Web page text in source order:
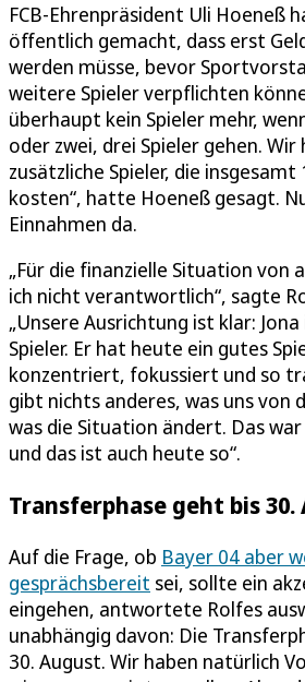
FCB-Ehrenpräsident Uli Hoeneß
öffentlich gemacht, dass erst
werden müsse, bevor
weitere Spieler verpflichten
überhaupt kein Spieler mehr,
oder zwei, drei Spieler gehen.
zusätzliche Spieler, die
kosten“, hatte Hoeneß gesagt.
Einnahmen da.
„Für die finanzielle Situation von
ich nicht verantwortlich“, sagte
„Unsere Ausrichtung ist klar:
Spieler. Er hat heute ein gutes
konzentriert, fokussiert und so
gibt nichts anderes, was uns von
was die Situation ändert. Das
und das ist auch heute so“.
Transferphase geht bis 30.
Auf die Frage, ob Bayer 04 aber
gesprächsbereit sei, sollte ein
eingehen, antwortete Rolfes
unabhängig davon: Die
30. August. Wir haben natürlich